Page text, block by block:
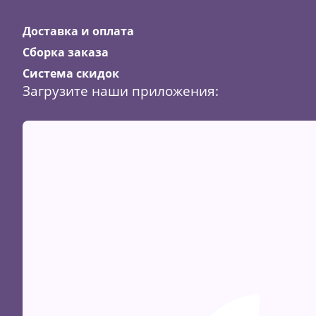
Доставка и оплата
Сборка заказа
Система скидок
Загрузите наши приложения: